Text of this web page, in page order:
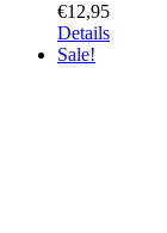
€12,95
Details
Sale!